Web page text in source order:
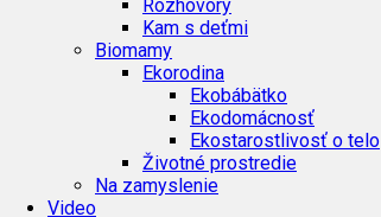
Rozhovory
Kam s deťmi
Biomamy
Ekorodina
Ekobábätko
Ekodomácnosť
Ekostarostlivosť o telo
Životné prostredie
Na zamyslenie
Video